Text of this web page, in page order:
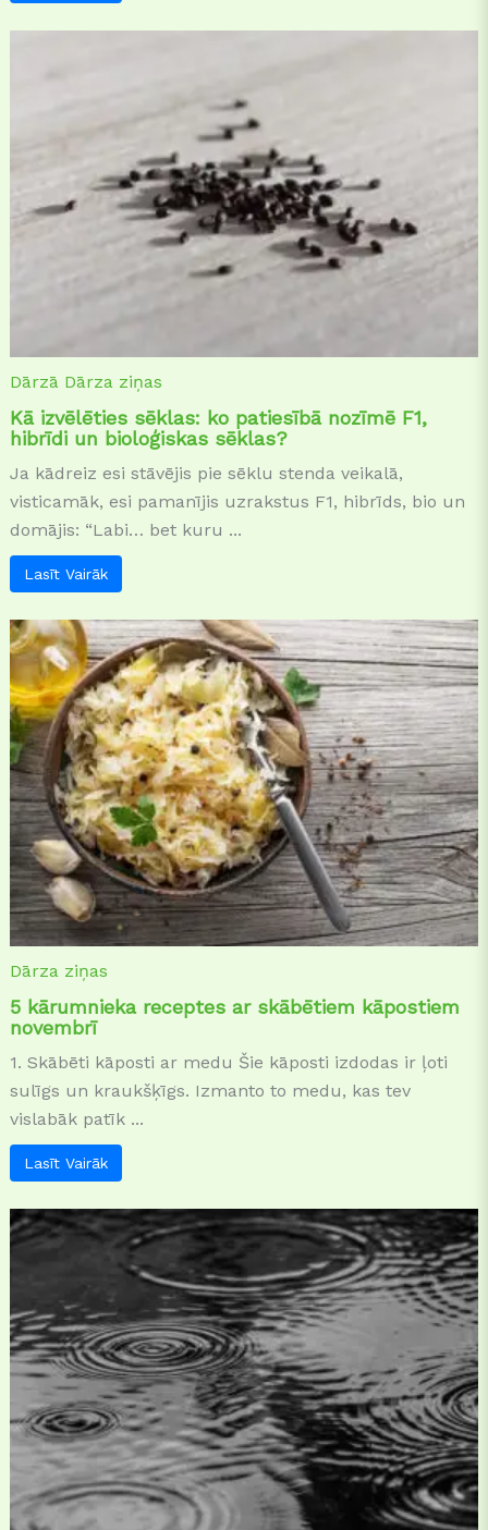
Dārzā Dārza ziņas
Kā izvēlēties sēklas: ko patiesībā nozīmē F1,
hibrīdi un bioloģiskas sēklas?
Ja kādreiz esi stāvējis pie sēklu stenda veikalā,
visticamāk, esi pamanījis uzrakstus F1, hibrīds, bio un
domājis: “Labi… bet kuru ...
Lasīt Vairāk
Dārza ziņas
5 kārumnieka receptes ar skābētiem kāpostiem
novembrī
1. Skābēti kāposti ar medu Šie kāposti izdodas ir ļoti
sulīgs un kraukšķīgs. Izmanto to medu, kas tev
vislabāk patīk ...
Lasīt Vairāk